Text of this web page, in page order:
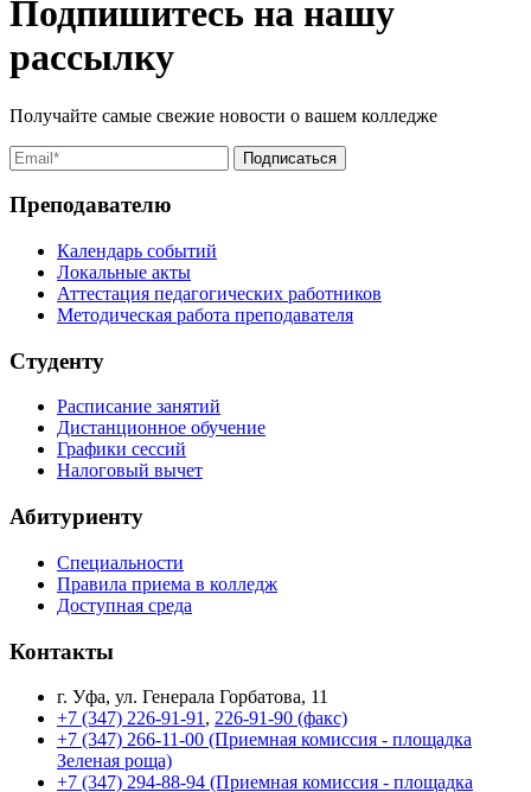
Подпишитесь на нашу
рассылку
Получайте самые свежие новости о вашем колледже
Преподавателю
Календарь событий
Локальные акты
Аттестация педагогических работников
Методическая работа преподавателя
Студенту
Расписание занятий
Дистанционное обучение
Графики сессий
Налоговый вычет
Абитуриенту
Специальности
Правила приема в колледж
Доступная среда
Контакты
г. Уфа, ул. Генерала Горбатова, 11
+7 (347) 226-91-91 , 226-91-90 (факс)
+7 (347) 266-11-00 (Приемная комиссия - площадка
Зеленая роща)
+7 (347) 294-88-94 (Приемная комиссия - площадка